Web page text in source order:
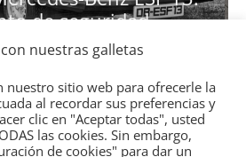
CX-5 2022 logra la
en las pruebas de
de noviembre de 2021 mospotter84
nuestras galletas
nuestro sitio web para ofrecerle la
al recordar sus preferencias y
clic en "Aceptar todas", usted
las cookies. Sin embargo,
de cookies" para dar un